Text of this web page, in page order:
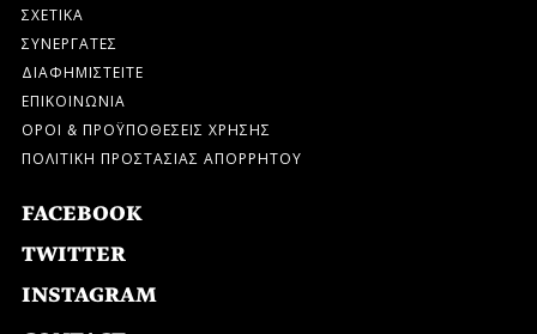
ΣΧΕΤΙΚΑ
ΣΥΝΕΡΓΑΤΕΣ
ΔΙΑΦΗΜΙΣΤΕΙΤΕ
ΕΠΙΚΟΙΝΩΝΙΑ
ΟΡΟΙ & ΠΡΟΫΠΟΘΕΣΕΙΣ ΧΡΗΣΗΣ
ΠΟΛΙΤΙΚΗ ΠΡΟΣΤΑΣΙΑΣ ΑΠΟΡΡΗΤΟΥ
FACEBOOK
TWITTER
INSTAGRAM